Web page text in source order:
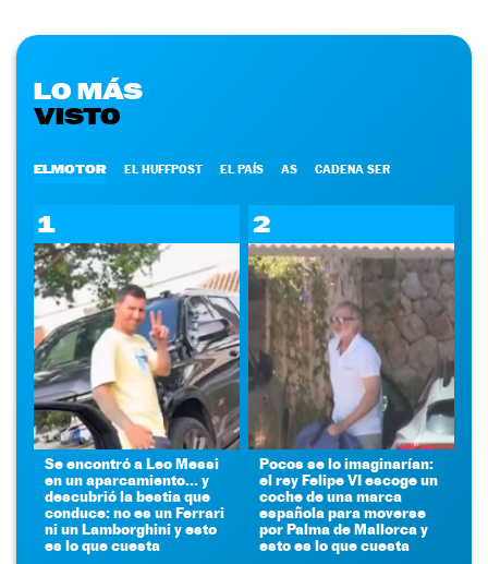
LO MÁS
VISTO
ELMOTOR EL HUFFPOST EL PAÍS AS CADENA SER
1
Se encontró a Leo Messi
en un aparcamiento... y
descubrió la bestia que
conduce: no es un Ferrari
ni un Lamborghini y esto
es lo que cuesta
2
Pocos se lo imaginarían:
el rey Felipe VI escoge un
coche de una marca
española para moverse
por Palma de Mallorca y
esto es lo que cuesta